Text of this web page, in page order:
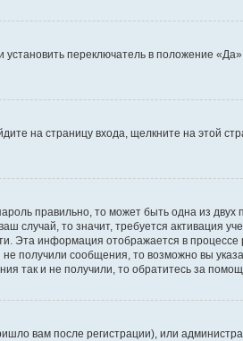
переключатель в положение
на страницу входа, щелкните на этой
правильно, то может быть одна из
случай, то значит, требуется активация
Эта информация отображается в
получили сообщения, то возможно вы
так и не получили, то обратитесь за
вам после регистрации), или